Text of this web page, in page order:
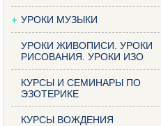
УРОКИ МУЗЫКИ
УРОКИ ЖИВОПИСИ. УРОКИ
РИСОВАНИЯ. УРОКИ ИЗО
КУРСЫ И СЕМИНАРЫ ПО
ЭЗОТЕРИКЕ
КУРСЫ ВОЖДЕНИЯ